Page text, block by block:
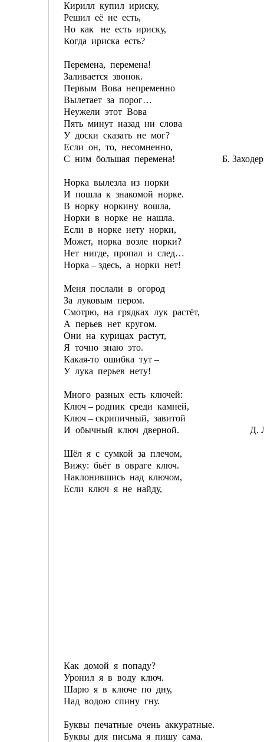
Кирилл купил ириску,
Решил её не есть,
Но как не есть ириску,
Когда ириска есть?
Перемена, перемена!
Заливается звонок.
Первым Вова непременно
Вылетает за порог…
Неужели этот Вова
Пять минут назад ни слова
У доски сказать не мог?
Если он, то, несомненно,
С ним большая перемена! Б. Заходер
Норка вылезла из норки
И пошла к знакомой норке.
В норку норкину вошла,
Норки в норке не нашла.
Если в норке нету норки,
Может, норка возле норки?
Нет нигде, пропал и след…
Норка – здесь, а норки нет!
Меня послали в огород
За луковым пером.
Смотрю, на грядках лук растёт,
А перьев нет кругом.
Они на курицах растут,
Я точно знаю это.
Какая-то ошибка тут –
У лука перьев нету!
Много разных есть ключей:
Ключ – родник среди камней,
Ключ – скрипичный, завитой
И обычный ключ дверной. Д.
Шёл я с сумкой за плечом,
Вижу: бьёт в овраге ключ.
Наклонившись над ключом,
Если ключ я не найду,
Как домой я попаду?
Уронил я в воду ключ.
Шарю я в ключе по дну,
Над водою спину гну.
Буквы печатные очень аккуратные.
Буквы для письма я пишу сама.